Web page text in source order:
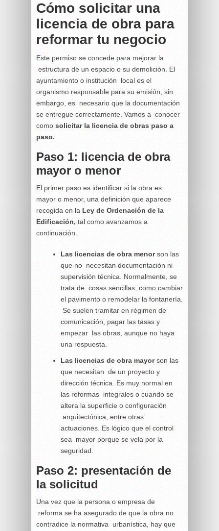
Cómo solicitar una
licencia de obra para
reformar tu negocio
Este permiso se concede para mejorar la
estructura de un espacio o su demolición. El
ayuntamiento o institución local es el
organismo responsable para su emisión, sin
embargo, es necesario que la documentación
se entregue correctamente. Vamos a conocer
como solicitar la licencia de obras paso a
paso.
Paso 1: licencia de obra
mayor o menor
El primer paso es identificar si la obra es
mayor o menor, una definición que aparece
recogida en la Ley de Ordenación de la
Edificación, tal como avanzamos a
continuación.
Las licencias de obra menorson las
que no necesitan documentación ni
supervisión técnica. Normalmente, se
trata de cosas sencillas, como cambiar
el pavimento o remodelar la fontanería.
Se suelen tramitar en régimen de
comunicación, pagar las tasas y
empezar las obras, aunque no haya
una respuesta.
Las licencias de obra mayorson las
que necesitan de un proyecto y
dirección técnica. Es muy normal en
las reformas integrales o cuando se
altera la superficie o configuración
arquitectónica, entre otras
actuaciones. Es lógico que el control
sea mayor porque se vela por la
seguridad.
Paso 2: presentación de
la solicitud
Una vez que la persona o empresa de
reforma se ha asegurado de que la obra no
contradice la normativa urbanística, hay que